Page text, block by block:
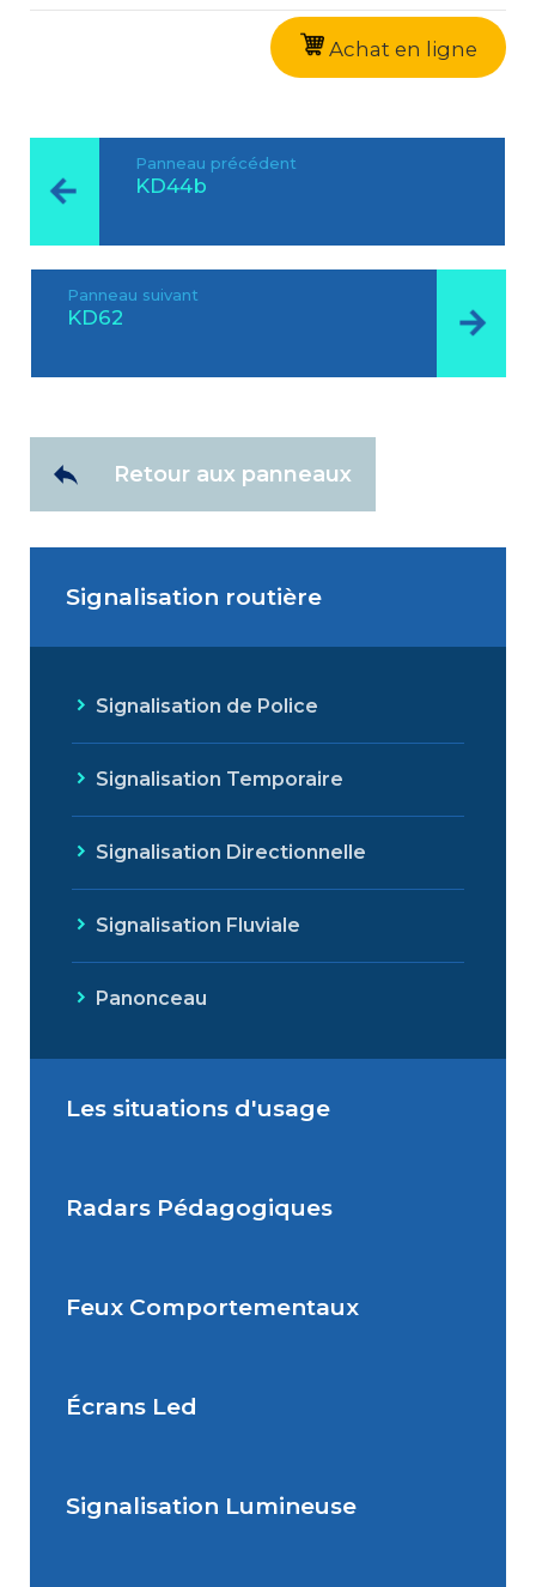
Achat en ligne
Panneau précédent
KD44b
Panneau suivant
KD62
Retour aux panneaux
Signalisation routière
Signalisation de Police
Signalisation Temporaire
Signalisation Directionnelle
Signalisation Fluviale
Panonceau
Les situations d'usage
Situations de signalisation
Situations de signalisation
Radars Pédagogiques
Radar Pédagogique
Feux Comportementaux
Feu Comportemental
Écrans Led
Écran Géant Extérieur Led
Signalisation Lumineuse